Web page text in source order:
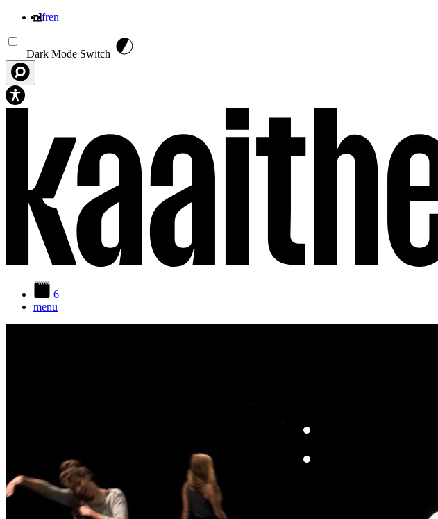
nlfren
Dark Mode Switch
6
menu
These are cookies that enable us to
information solely to improve the